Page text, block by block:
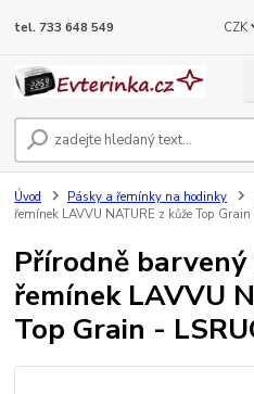
CZK
tel. 733 648 549
Úvod Pásky a řemínky na hodinky
řemínek LAVVU NATURE z kůže Top
Přírodně
řemínek LAVVU
Top Grain -